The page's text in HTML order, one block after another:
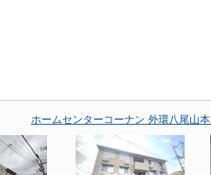
ホームセンターコーナン 外環八尾山